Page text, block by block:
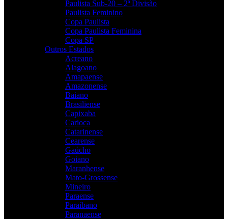
Paulista Sub-20 – 2ª Divisão
Paulista Feminino
Copa Paulista
Copa Paulista Feminina
Copa SP
Outros Estados
Acreano
Alagoano
Amapaense
Amazonense
Baiano
Brasiliense
Capixaba
Carioca
Catarinense
Cearense
Gaúcho
Goiano
Maranhense
Mato-Grossense
Mineiro
Paraense
Paraibano
Paranaense